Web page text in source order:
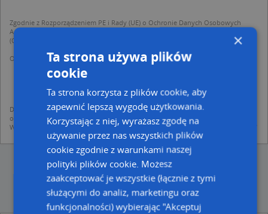
Zgodnie z Rozporządzeniem PE i Rady (UE) o Ochronie Danych Osobowych
Administratorem (RODO), administratorem danych jest AutoMapa sp. z o.o.
(Operator) z siedzibą w Warszawie przy ulicy Domaniewskiej 37.
Operator przetwarza dane osobowe w celu:
dodania ich do bazy Targeo oraz publikacji w wyszukiwarce firm i na
mapach (art. 6 ust. 1 lit. f RODO)
6 ust. 1 lit. f RODO)
Dane pochodzą z publicznych baz CEIDG, GUS, REGON, z firmowych stron www
oraz od podmiotów zewnętrznych.
Więcej informacji dot. RODO: http://regulamin.automapa.pl/odo_przetwarzanie/
×
Ta strona używa plików
cookie
Ta strona korzysta z plików cookie, aby
zapewnić lepszą wygodę użytkowania.
Korzystając z niej, wyrażasz zgodę na
używanie przez nas wszystkich plików
cookie zgodnie z warunkami naszej
polityki plików cookie. Możesz
zaakceptować je wszystkie (łącznie z tymi
służącymi do analiz, marketingu oraz
funkcjonalności) wybierając "Akceptuj